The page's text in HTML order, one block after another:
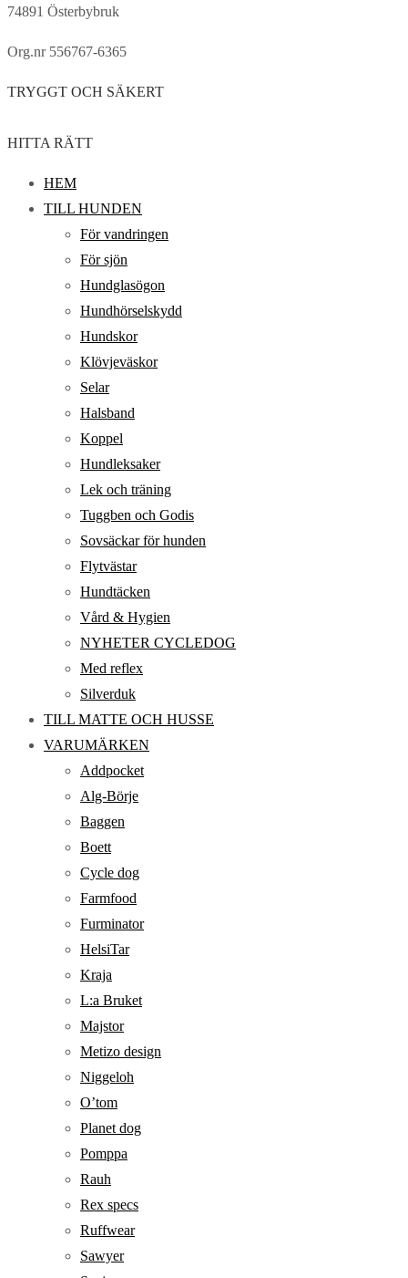
74891 Österbybruk
Org.nr 556767-6365
TRYGGT OCH SÄKERT
HITTA RÄTT
HEM
TILL HUNDEN
För vandringen
För sjön
Hundglasögon
Hundhörselskydd
Hundskor
Klövjeväskor
Selar
Halsband
Koppel
Hundleksaker
Lek och träning
Tuggben och Godis
Sovsäckar för hunden
Flytvästar
Hundtäcken
Vård & Hygien
NYHETER CYCLEDOG
Med reflex
Silverduk
TILL MATTE OCH HUSSE
VARUMÄRKEN
Addpocket
Alg-Börje
Baggen
Boett
Cycle dog
Farmfood
Furminator
HelsiTar
Kraja
L:a Bruket
Majstor
Metizo design
Niggeloh
O’tom
Planet dog
Pomppa
Rauh
Rex specs
Ruffwear
Sawyer